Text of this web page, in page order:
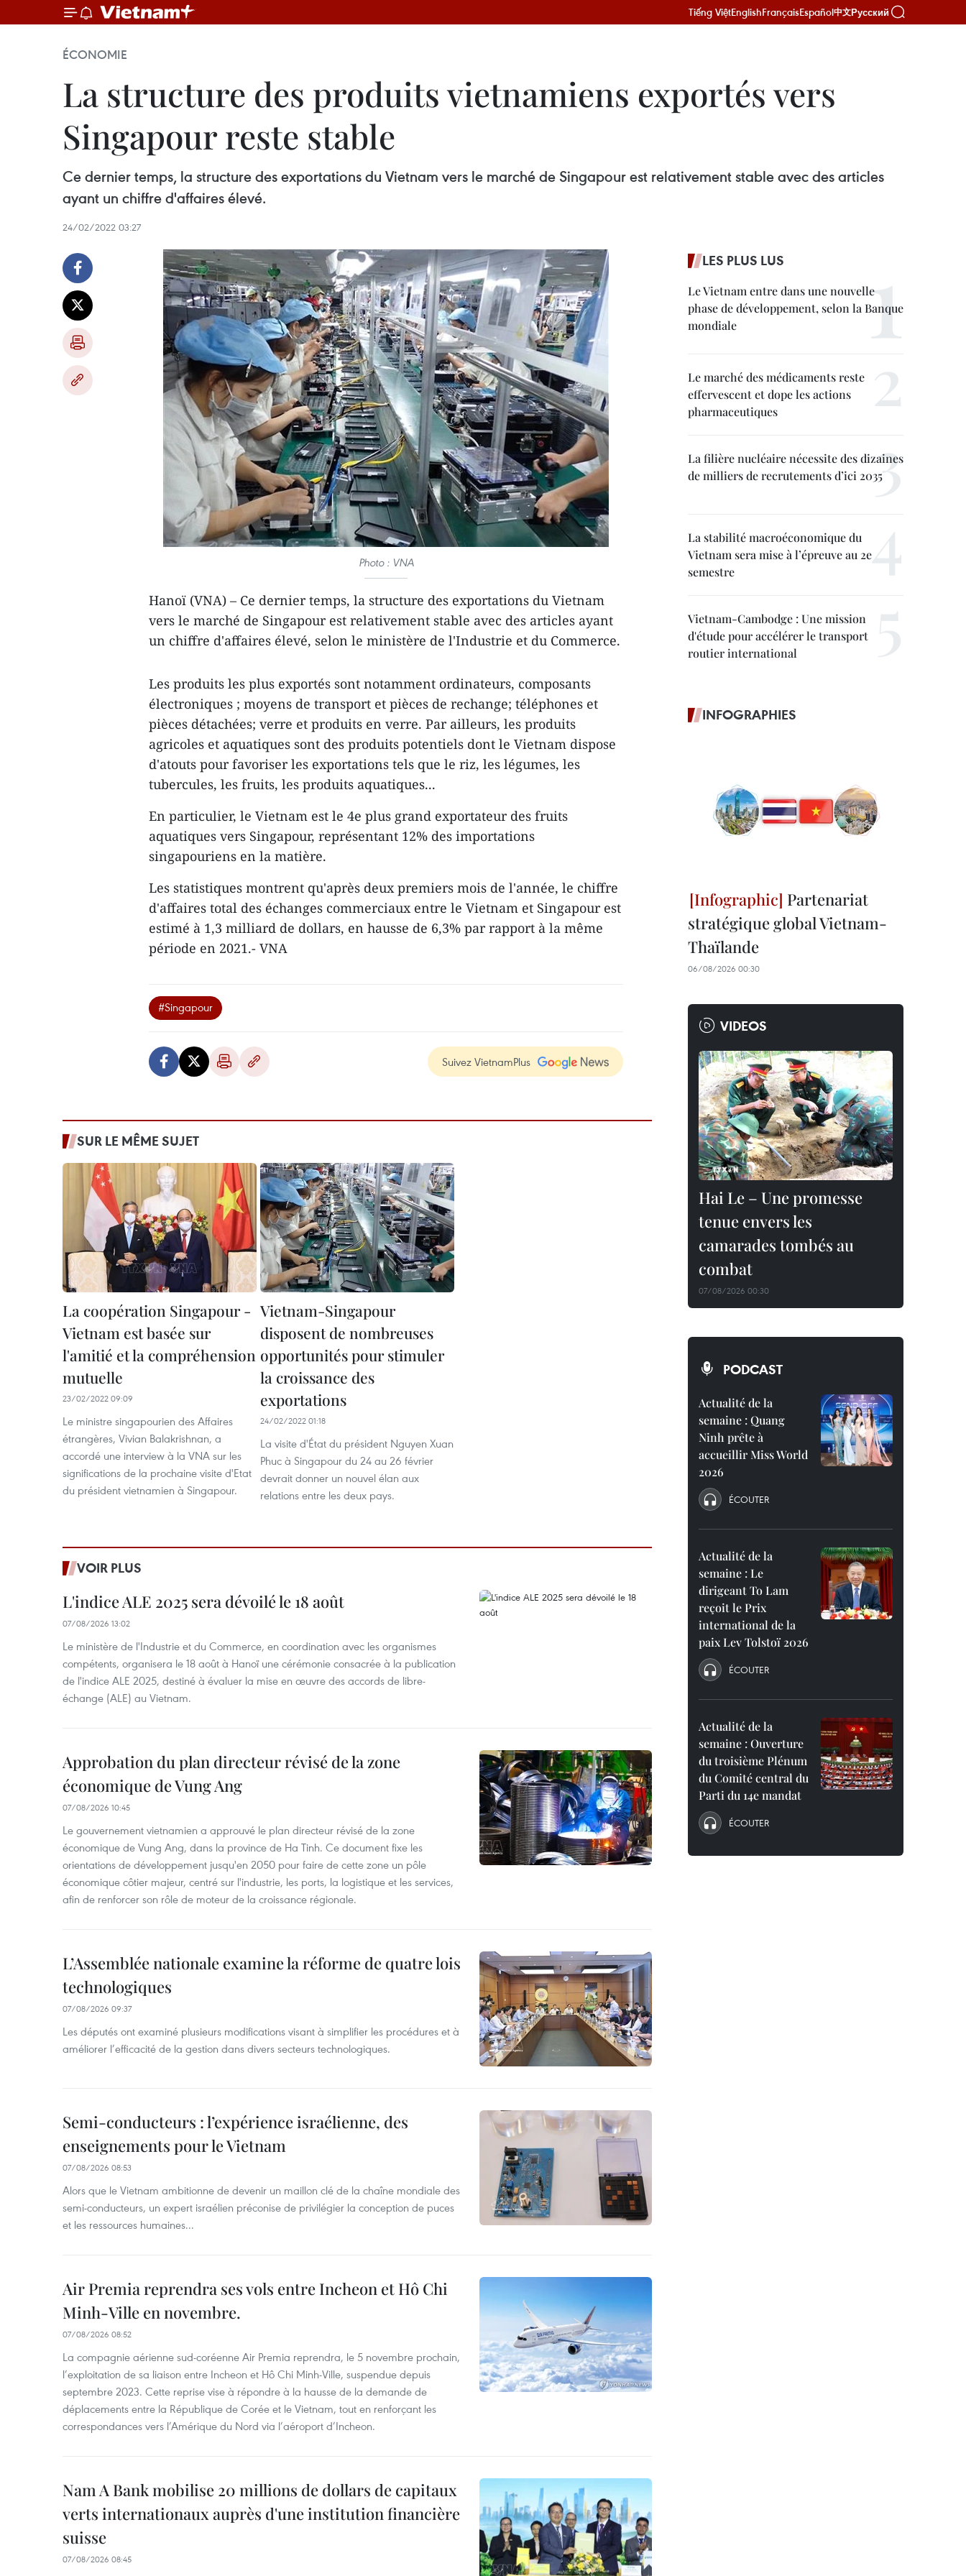
Tiếng ViệtEnglishFrançaisEspañol中文Русский
ÉCONOMIE
La structure des produits vietnamiens exportés vers
Singapour reste stable
Ce dernier temps, la structure des exportations du Vietnam vers le marché de Singapour est relativement stable avec des articles
ayant un chiffre d'affaires élevé.
24/02/2022 03:27
Photo : VNA
Hanoï (VNA) – Ce dernier temps, la structure des exportations du Vietnam
vers le marché de Singapour est relativement stable avec des articles ayant
un chiffre d'affaires élevé, selon le ministère de l'Industrie et du Commerce.
Les produits les plus exportés sont notamment ordinateurs, composants
électroniques ; moyens de transport et pièces de rechange; téléphones et
pièces détachées; verre et produits en verre. Par ailleurs, les produits
agricoles et aquatiques sont des produits potentiels dont le Vietnam dispose
d'atouts pour favoriser les exportations tels que le riz, les légumes, les
tubercules, les fruits, les produits aquatiques...
En particulier, le Vietnam est le 4e plus grand exportateur des fruits
aquatiques vers Singapour, représentant 12% des importations
singapouriens en la matière.
Les statistiques montrent qu'après deux premiers mois de l'année, le chiffre
d'affaires total des échanges commerciaux entre le Vietnam et Singapour est
estimé à 1,3 milliard de dollars, en hausse de 6,3% par rapport à la même
période en 2021.- VNA
#Singapour
Suivez VietnamPlus
SUR LE MÊME SUJET
La coopération Singapour -
Vietnam est basée sur
l'amitié et la compréhension
mutuelle
23/02/2022 09:09
Le ministre singapourien des Affaires
étrangères, Vivian Balakrishnan, a
accordé une interview à la VNA sur les
significations de la prochaine visite d'Etat
du président vietnamien à Singapour.
Vietnam-Singapour
disposent de nombreuses
opportunités pour stimuler
la croissance des
exportations
24/02/2022 01:18
La visite d'État du président Nguyen Xuan
Phuc à Singapour du 24 au 26 février
devrait donner un nouvel élan aux
relations entre les deux pays.
VOIR PLUS
L'indice ALE 2025 sera dévoilé le 18 août
07/08/2026 13:02
Le ministère de l'Industrie et du Commerce, en coordination avec les organismes
compétents, organisera le 18 août à Hanoï une cérémonie consacrée à la publication
de l'indice ALE 2025, destiné à évaluer la mise en œuvre des accords de libre-
échange (ALE) au Vietnam.
Approbation du plan directeur révisé de la zone
économique de Vung Ang
07/08/2026 10:45
Le gouvernement vietnamien a approuvé le plan directeur révisé de la zone
économique de Vung Ang, dans la province de Ha Tinh. Ce document fixe les
orientations de développement jusqu'en 2050 pour faire de cette zone un pôle
économique côtier majeur, centré sur l'industrie, les ports, la logistique et les services,
afin de renforcer son rôle de moteur de la croissance régionale.
L’Assemblée nationale examine la réforme de quatre lois
technologiques
07/08/2026 09:37
Les députés ont examiné plusieurs modifications visant à simplifier les procédures et à
améliorer l’efficacité de la gestion dans divers secteurs technologiques.
Semi-conducteurs : l’expérience israélienne, des
enseignements pour le Vietnam
07/08/2026 08:53
Alors que le Vietnam ambitionne de devenir un maillon clé de la chaîne mondiale des
semi-conducteurs, un expert israélien préconise de privilégier la conception de puces
et les ressources humaines...
Air Premia reprendra ses vols entre Incheon et Hô Chi
Minh-Ville en novembre.
07/08/2026 08:52
La compagnie aérienne sud-coréenne Air Premia reprendra, le 5 novembre prochain,
l’exploitation de sa liaison entre Incheon et Hô Chi Minh-Ville, suspendue depuis
septembre 2023. Cette reprise vise à répondre à la hausse de la demande de
déplacements entre la République de Corée et le Vietnam, tout en renforçant les
correspondances vers l’Amérique du Nord via l’aéroport d’Incheon.
Nam A Bank mobilise 20 millions de dollars de capitaux
verts internationaux auprès d'une institution financière
suisse
07/08/2026 08:45
LES PLUS LUS
Le Vietnam entre dans une nouvelle
phase de développement, selon la Banque
mondiale
Le marché des médicaments reste
effervescent et dope les actions
pharmaceutiques
La filière nucléaire nécessite des dizaines
de milliers de recrutements d’ici 2035
La stabilité macroéconomique du
Vietnam sera mise à l’épreuve au 2e
semestre
Vietnam-Cambodge : Une mission
d'étude pour accélérer le transport
routier international
INFOGRAPHIES
Partenariat
stratégique global Vietnam-
Thaïlande
06/08/2026 00:30
VIDEOS
Hai Le – Une promesse
tenue envers les
camarades tombés au
combat
07/08/2026 00:30
PODCAST
Actualité de la
semaine : Quang
Ninh prête à
accueillir Miss World
2026
ÉCOUTER
Actualité de la
semaine : Le
dirigeant To Lam
reçoit le Prix
international de la
paix Lev Tolstoï 2026
ÉCOUTER
Actualité de la
semaine : Ouverture
du troisième Plénum
du Comité central du
Parti du 14e mandat
ÉCOUTER